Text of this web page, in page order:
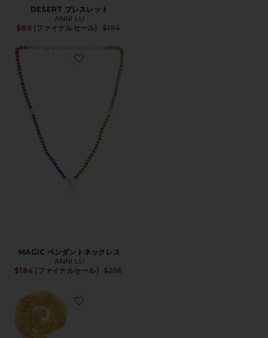
DESERT ブレスレット
ANNI LU
$86 (ファイナルセール)
Previous price:
$194
Favorite MAGIC ペンダントネックレス
MAGIC ペンダントネックレス
ANNI LU
$184 (ファイナルセール) Previous price:
$255
Favorite JET SET イヤリング